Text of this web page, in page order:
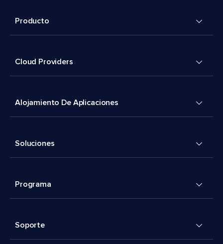
Producto
Cloud Providers
Alojamiento De Aplicaciones
Soluciones
Programa
Soporte